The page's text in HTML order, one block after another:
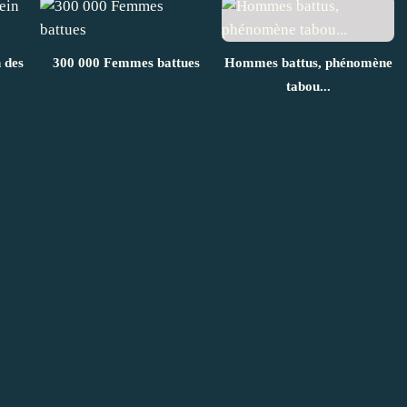
300 000 Femmes battues
Hommes battus, phénomène
tabou...